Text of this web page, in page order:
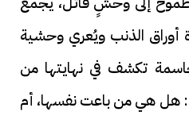
أوراق الذنب ويُعري وحشية
تكشف في نهايتها من
هل هي من باعت نفسها، أم